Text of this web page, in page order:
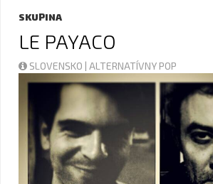
SKUPINA
LE PAYACO
SLOVENSKO | ALTERNATÍVNY POP